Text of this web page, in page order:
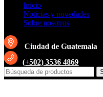
Inicio
Noticias y novedades
Sobre nosotros
Ciudad de Guatemala
(+502) 3536 4869